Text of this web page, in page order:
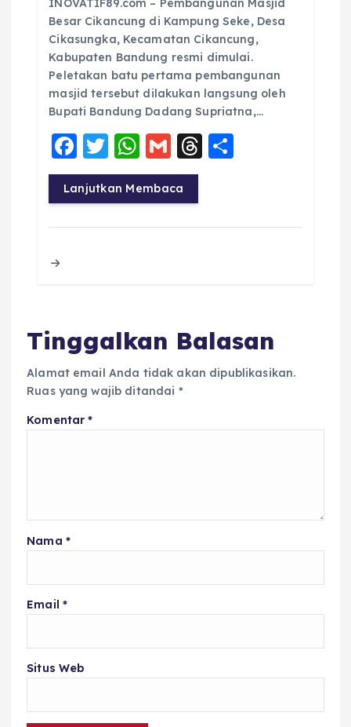
INOVATIF89.com – Pembangunan Masjid
Besar Cikancung di Kampung Seke, Desa
Cikasungka, Kecamatan Cikancung,
Kabupaten Bandung resmi dimulai.
Peletakan batu pertama pembangunan
masjid tersebut dilakukan langsung oleh
Bupati Bandung Dadang Supriatna,…
F
a
c
e
T
w
it
te
W
h
a
ts
G
m
ai
l
T
a re
Lanjutkan Membaca
Tinggalkan Balasan
Alamat email Anda tidak akan dipublikasikan.
Ruas yang wajib ditandai *
Komentar*
Nama *
Email *
Situs Web